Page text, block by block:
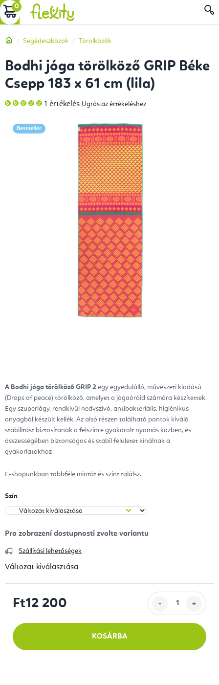
Ugrás
a
tartalomhoz
KOSÁR
Kezdőlap
Segédeszközök Törölközők
A Bodhi jóga törölköző GRIP 2 egy egyedülálló, művészeti kiadású
(Drops of peace) törölköző, amelyet a jógaóráid számára készítettek.
Egy szuperlágy, rendkívül nedvszívó, antibakteriális, higiénikus
anyagból készült kellék. Az alsó részen található pontok kiváló
stabilitást biztosítanak a felszínre gyakorolt nyomás közben, és
összességében biztonságos és stabil felületet kínálnak a
gyakorlatokhoz
E-shopunkban többféle mintát és színt találsz.
Szín
Szállítási lehetőségek
Változat kiválasztása
Ft12 200
KOSÁRBA
Bodhi jóga törölköző GRIP Béke
Csepp 183 x 61 cm (lila)
A
termék
5-
ből
1 értékelés Ugrás az értékeléshez
Bestseller